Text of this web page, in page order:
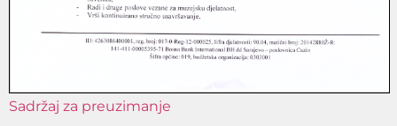
Sadržaj za preuzimanje